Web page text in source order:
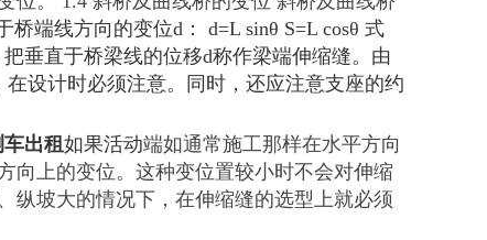
端线方向的变位d： d=L sinθ S=L cosθ 式
垂直于桥梁线的位移d称作梁端伸缩缝。由
设计时必须注意。同时，还应注意支座的约
车出租如果活动端如通常施工那样在水平方向
向上的变位。这种变位置较小时不会对伸缩
纵坡大的情况下，在伸缩缝的选型上就必须